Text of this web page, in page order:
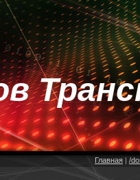
Главная | /